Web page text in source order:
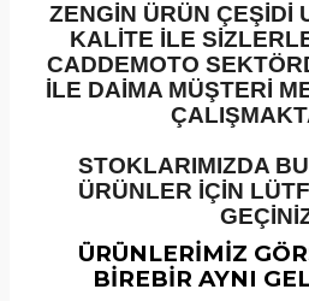
ZENGİN ÜRÜN ÇEŞİDİ
KALİTE İLE
CADDEMOTO
İLE DAİMA MÜŞTERİ
STOKLARIMIZDA
ÜRÜNLER İÇİN
ÜRÜNLERİMİZ
BİREBİR AYNI